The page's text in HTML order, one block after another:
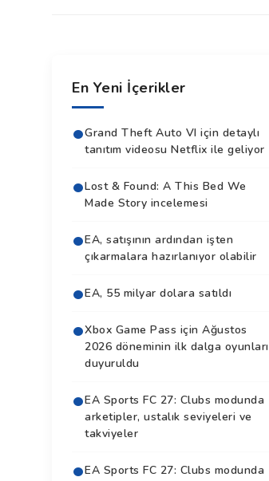
En Yeni İçerikler
Grand Theft Auto VI için detaylı
tanıtım videosu Netflix ile geliyor
Lost & Found: A This Bed We
Made Story incelemesi
EA, satışının ardından işten
çıkarmalara hazırlanıyor olabilir
EA, 55 milyar dolara satıldı
Xbox Game Pass için Ağustos
2026 döneminin ilk dalga oyunları
duyuruldu
EA Sports FC 27: Clubs modunda
arketipler, ustalık seviyeleri ve
takviyeler
EA Sports FC 27: Clubs modunda